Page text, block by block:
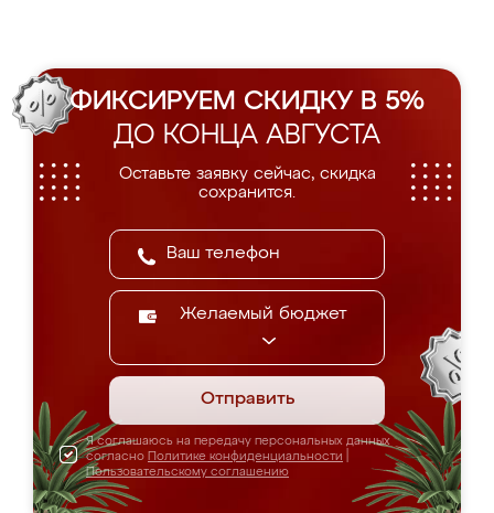
ФИКСИРУЕМ СКИДКУ В 5%
ДО КОНЦА АВГУСТА
Оставьте заявку сейчас, скидка
сохранится.
Желаемый бюджет
Отправить
Я соглашаюсь на передачу персональных данных
согласно Политике конфиденциальности
Пользовательскому соглашению